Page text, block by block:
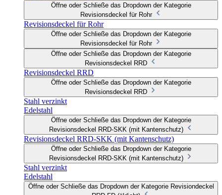
Öffne oder Schließe das Dropdown der Kategorie
Revisionsdeckel für Rohr
Revisionsdeckel für Rohr
Öffne oder Schließe das Dropdown der Kategorie
Revisionsdeckel für Rohr
Öffne oder Schließe das Dropdown der Kategorie
Revisionsdeckel RRD
Revisionsdeckel RRD
Öffne oder Schließe das Dropdown der Kategorie
Revisionsdeckel RRD
Stahl verzinkt
Edelstahl
Öffne oder Schließe das Dropdown der Kategorie
Revisionsdeckel RRD-SKK (mit Kantenschutz)
Revisionsdeckel RRD-SKK (mit Kantenschutz)
Öffne oder Schließe das Dropdown der Kategorie
Revisionsdeckel RRD-SKK (mit Kantenschutz)
Stahl verzinkt
Edelstahl
Öffne oder Schließe das Dropdown der Kategorie Revisiondeckel